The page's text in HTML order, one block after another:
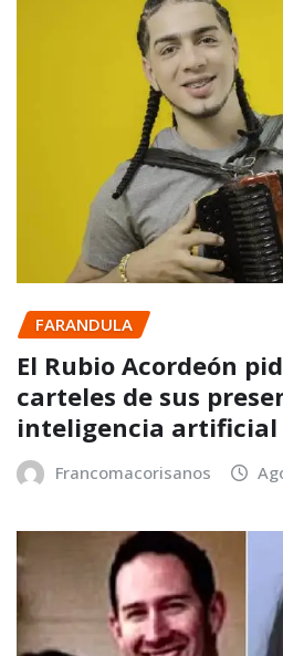
FARANDULA
El Rubio Acordeón
carteles de sus
inteligencia artificial
Francomacorisanos